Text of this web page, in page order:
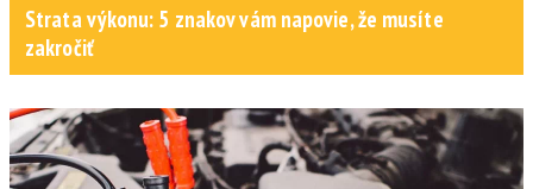
Strata výkonu: 5 znakov vám napovie, že musíte
zakročiť